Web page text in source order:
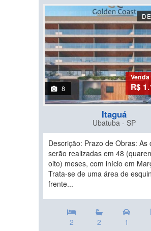
8
Venda
R$
Itaguá
Ubatuba - SP
Descrição: Prazo de Obras: As
serão realizadas em 48
oito) meses, com início em
Trata-se de uma área de
frente...
2 2 1